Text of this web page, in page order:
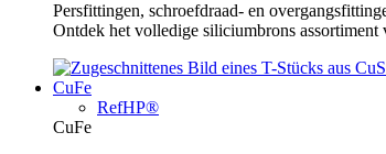
Persfittingen, schroefdraad- en
Ontdek het volledige siliciumbrons
CuFe
RefHP®
CuFe